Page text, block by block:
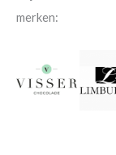
merken: